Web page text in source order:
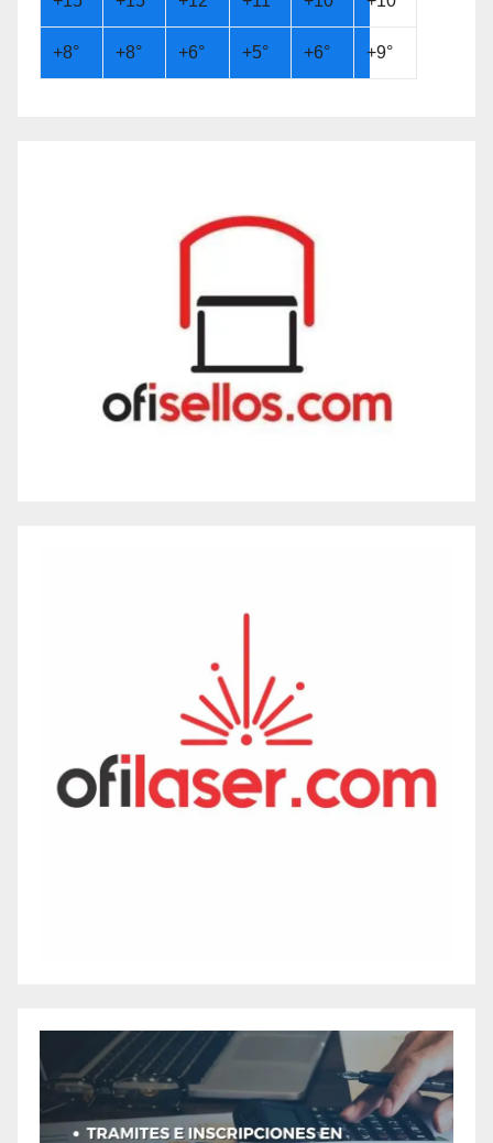
+8° +8° +6° +5° +6° +9°